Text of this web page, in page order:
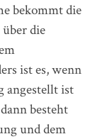
bekommt die
die
ist es, wenn
angestellt ist
besteht
und dem